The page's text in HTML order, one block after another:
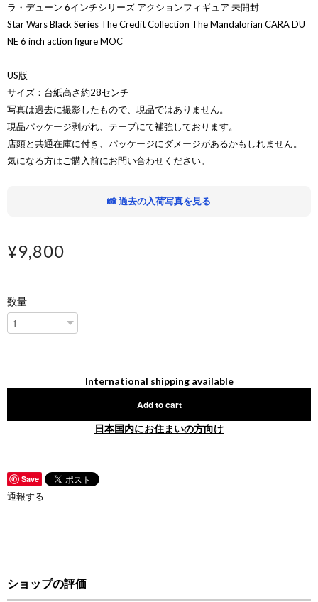
ラ・デューン 6インチシリーズ アクションフィギュア 未開封
Star Wars Black Series The Credit Collection The Mandalorian CARA DU
NE 6 inch action figure MOC
US版
サイズ：台紙高さ約28センチ
写真は過去に撮影したもので、現品ではありません。
現品パッケージ剥がれ、テープにて補強しております。
店頭と共通在庫に付き、パッケージにダメージがあるかもしれません。
気になる方はご購入前にお問い合わせください。
📸 過去の入荷写真を見る
¥9,800
数量
International shipping available
Add to cart
日本国内にお住まいの方向け
Save
通報する
ショップの評価